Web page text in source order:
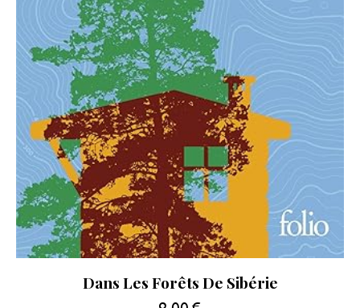
Dans Les Forêts De Sibérie